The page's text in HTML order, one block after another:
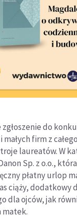
do
firm z
laureatów. W
Sp. z o.o.,
płatny urlop
ciąży, dodatkowy
dla ojców, jak
matek.